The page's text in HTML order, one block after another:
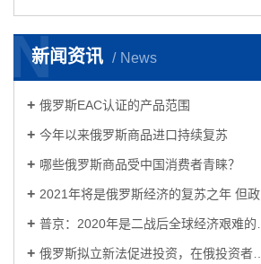
新闻资讯 News
N
俄罗斯EAC认证的产品范围
今年以来俄罗斯商品进口持续复苏
哪些俄罗斯商品受中国消费者青睐？
2021年将是俄罗斯经济的复苏之年 但政治或将面临更加严峻的挑战
普京：2020年是二战后全球经济艰难的一年 俄罗斯反危机措施见成效
俄罗斯拟立新法促进投资，在俄投资者的春天来了！